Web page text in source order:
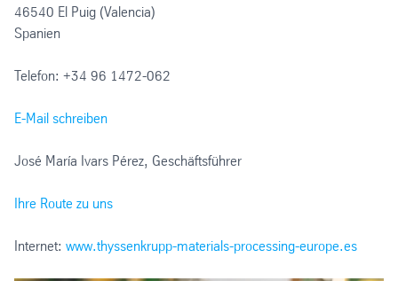
46540 El Puig (Valencia)
Spanien
Telefon: +34 96 1472-062
E-Mail schreiben
José María Ivars Pérez, Geschäftsführer
Ihre Route zu uns
Internet: www.thyssenkrupp-materials-processing-europe.es